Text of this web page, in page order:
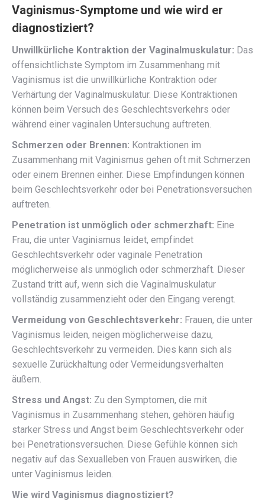
Vaginismus-Symptome und wie wird er
diagnostiziert?
Unwillkürliche Kontraktion der Vaginalmuskulatur: Das
offensichtlichste Symptom im Zusammenhang mit
Vaginismus ist die unwillkürliche Kontraktion oder
Verhärtung der Vaginalmuskulatur. Diese Kontraktionen
können beim Versuch des Geschlechtsverkehrs oder
während einer vaginalen Untersuchung auftreten.
Schmerzen oder Brennen: Kontraktionen im
Zusammenhang mit Vaginismus gehen oft mit Schmerzen
oder einem Brennen einher. Diese Empfindungen können
beim Geschlechtsverkehr oder bei Penetrationsversuchen
auftreten.
Penetration ist unmöglich oder schmerzhaft: Eine
Frau, die unter Vaginismus leidet, empfindet
Geschlechtsverkehr oder vaginale Penetration
möglicherweise als unmöglich oder schmerzhaft. Dieser
Zustand tritt auf, wenn sich die Vaginalmuskulatur
vollständig zusammenzieht oder den Eingang verengt.
Vermeidung von Geschlechtsverkehr: Frauen, die unter
Vaginismus leiden, neigen möglicherweise dazu,
Geschlechtsverkehr zu vermeiden. Dies kann sich als
sexuelle Zurückhaltung oder Vermeidungsverhalten
äußern.
Stress und Angst: Zu den Symptomen, die mit
Vaginismus in Zusammenhang stehen, gehören häufig
starker Stress und Angst beim Geschlechtsverkehr oder
bei Penetrationsversuchen. Diese Gefühle können sich
negativ auf das Sexualleben von Frauen auswirken, die
unter Vaginismus leiden.
Wie wird Vaginismus diagnostiziert?